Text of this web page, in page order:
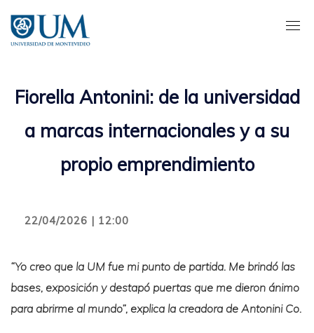
contenido
principal
Fiorella Antonini: de la universidad
a marcas internacionales y a su
propio emprendimiento
22/04/2026 | 12:00
“Yo creo que la UM fue mi punto de partida. Me brindó las
bases, exposición y destapó puertas que me dieron ánimo
para abrirme al mundo”, explica la creadora de Antonini Co.